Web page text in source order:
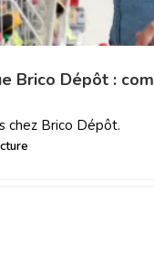
Brico Dépôt :
chez Brico Dépôt.